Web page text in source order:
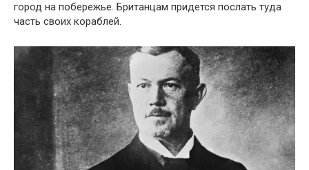
город на побережье. Британцам придется послать туда
часть своих кораблей.